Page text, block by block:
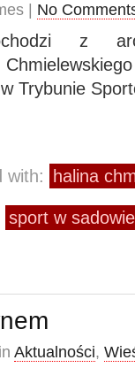
| No
z
Trybunie
with: halina
sport w
Aktualności,